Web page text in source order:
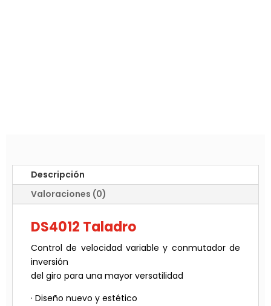
Descripción
Valoraciones (0)
DS4012 Taladro
Control de velocidad variable y conmutador de
inversión
del giro para una mayor versatilidad
· Diseño nuevo y estético